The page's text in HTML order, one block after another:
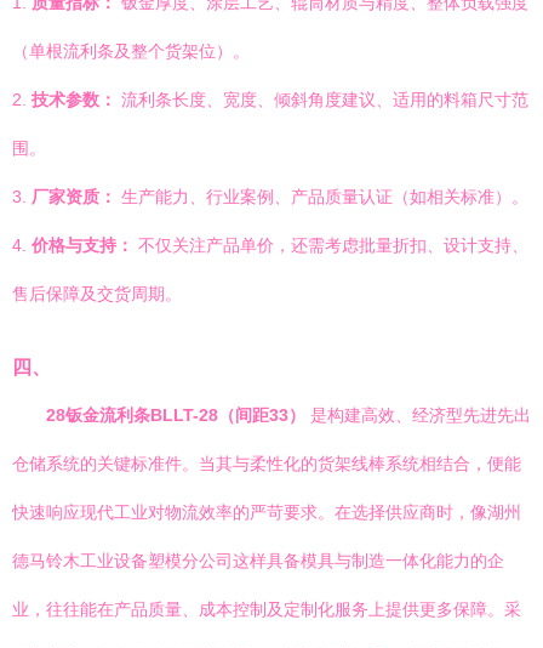
（单根流利条及整个货架位）。
2. 技术参数： 流利条长度、宽度、倾斜角度建议、适用的料箱尺寸范
围。
3. 厂家资质： 生产能力、行业案例、产品质量认证（如相关标准）。
4. 价格与支持： 不仅关注产品单价，还需考虑批量折扣、设计支持、
售后保障及交货周期。
四、
28钣金流利条BLLT-28（间距33） 是构建高效、经济型先进先出
仓储系统的关键标准件。当其与柔性化的货架线棒系统相结合，便能
快速响应现代工业对物流效率的严苛要求。在选择供应商时，像湖州
德马铃木工业设备塑模分公司这样具备模具与制造一体化能力的企
业，往往能在产品质量、成本控制及定制化服务上提供更多保障。采